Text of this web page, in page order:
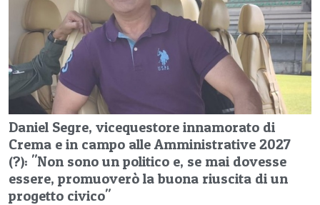
Daniel Segre, vicequestore innamorato di
Crema e in campo alle Amministrative 2027
(?): "Non sono un politico e, se mai dovesse
essere, promuoverò la buona riuscita di un
progetto civico"